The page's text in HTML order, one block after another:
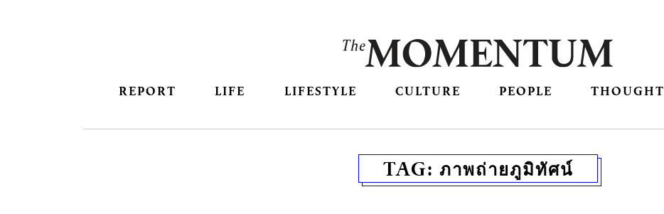
REPORT LIFE LIFESTYLE CULTURE PEOPLE THOUGHT
TAG: ภาพถ่ายภูมิทัศน์